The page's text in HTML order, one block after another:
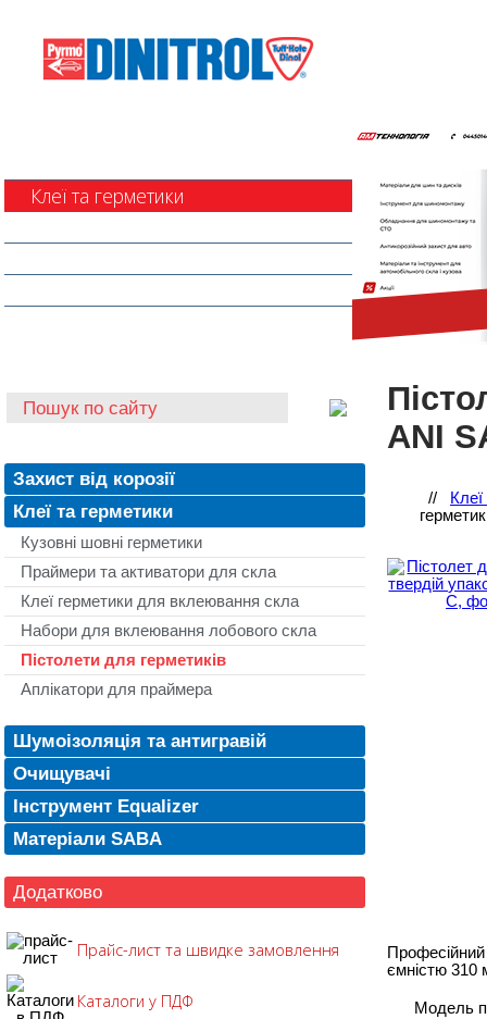
Клеї та герметики
Захист від корозії
Клеї та герметики
Кузовні шовні герметики
Праймери та активатори для скла
Клеї герметики для вклеювання скла
Набори для вклеювання лобового скла
Пістолети для герметиків
Аплікатори для праймера
Шумоізоляція та антигравій
Очищувачі
Інструмент Equalizer
Матеріали SABA
Додатково
Прайс-лист та швидке замовлення
Каталоги у ПДФ
ANI
//
Професійний
ємністю 310
Модель